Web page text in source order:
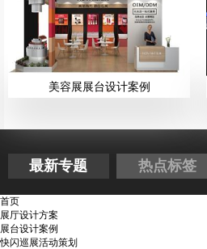
美容展展台设计案例
最新专题 热点标签
首页
展厅设计方案
展台设计案例
快闪巡展活动策划